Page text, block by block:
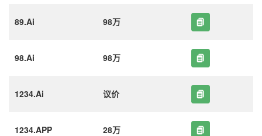
89.Ai 98万
98.Ai 98万
1234.Ai 议价
1234.APP 28万